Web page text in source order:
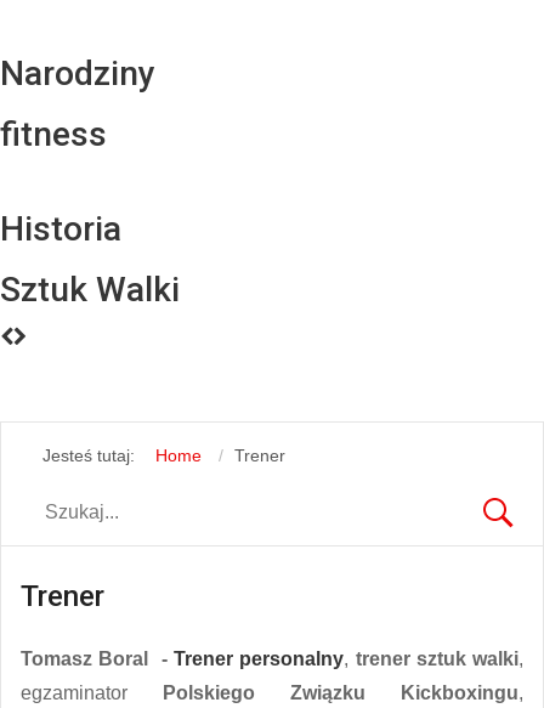
Narodziny
fitness
Historia
Sztuk Walki
Jesteś tutaj: Home Trener
Trener
Tomasz Boral - Trener personalny, trener sztuk walki,
egzaminator
Polskiego Związku Kickboxingu,